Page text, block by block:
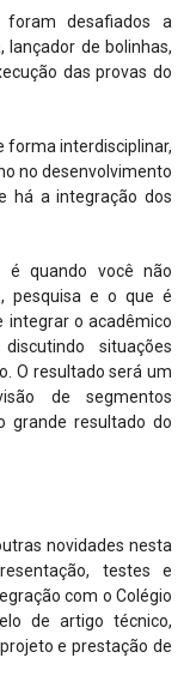
foram desafiados a
de bolinhas,
das provas do
forma interdisciplinar,
no desenvolvimento
há a integração dos
é quando você não
pesquisa e o que é
integrar o acadêmico
situações
O resultado será um
de segmentos
grande resultado do
novidades nesta
testes e
com o Colégio
de artigo técnico,
e prestação de